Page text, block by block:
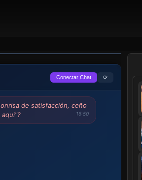
Conectar Chat ⟳
de satisfacción, ceño
16:50